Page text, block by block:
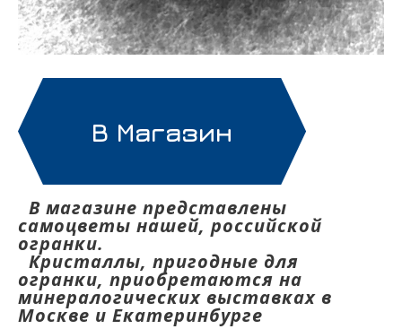
В Магазин
В магазине представлены
самоцветы нашей, российской
огранки.
Кристаллы, пригодные для
огранки, приобретаются на
минералогических выставках в
Москве и Екатеринбурге